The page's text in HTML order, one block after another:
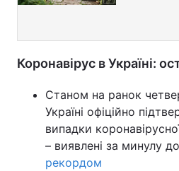
Коронавірус в Україні:
Станом на ранок
Україні офіційно
випадки
– виявлені за минулу
рекордом